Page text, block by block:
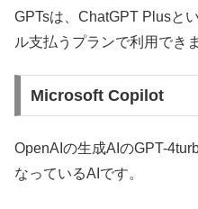
GPTsは、ChatGPT Plusと
ル支払うプランで利用でき
Microsoft Copilot
OpenAIの生成AIのGPT-
なっているAIです。